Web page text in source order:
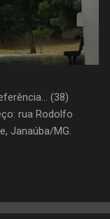
(38)
rua Rodolfo
Janaúba/MG.